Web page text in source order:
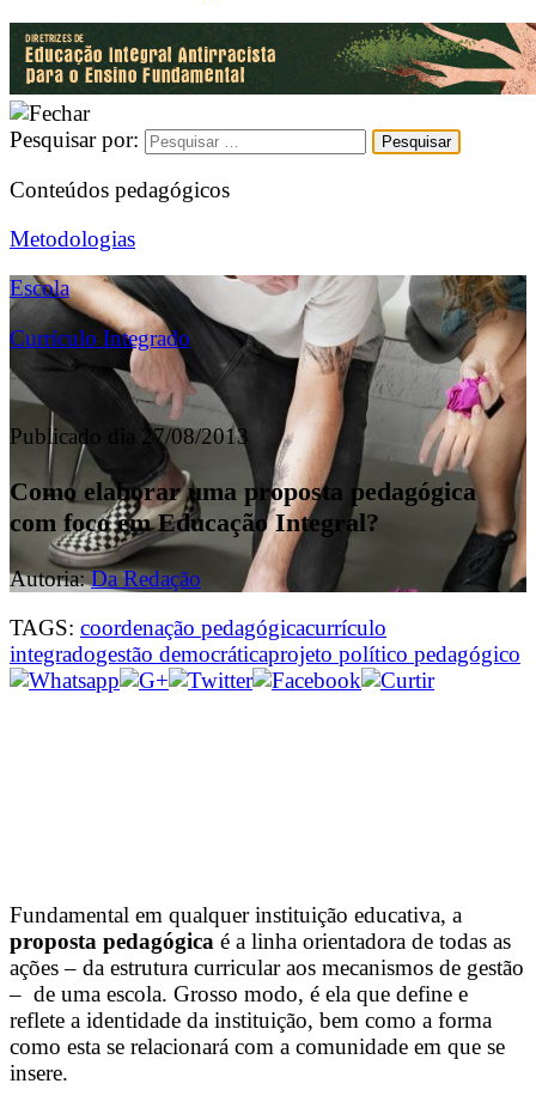
Pesquisar por:
Conteúdos pedagógicos
Metodologias
Escola
Currículo Integrado
Publicado dia 27/08/2013
Como elaborar uma proposta pedagógica
com foco em Educação Integral?
Autoria:Da Redação
TAGS: coordenação pedagógicacurrículo
integradogestão democráticaprojeto político pedagógico
Fundamental em qualquer instituição educativa, a
proposta pedagógica é a linha orientadora de todas as
ações – da estrutura curricular aos mecanismos de gestão
– de uma escola. Grosso modo, é ela que define e
reflete a identidade da instituição, bem como a forma
como esta se relacionará com a comunidade em que se
insere.